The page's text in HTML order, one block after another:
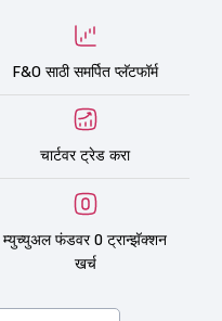
F&O साठी समर्पित प्लॅटफॉर्म
चार्टवर ट्रेड करा
म्युच्युअल फंडवर 0 ट्रान्झॅक्शन
खर्च